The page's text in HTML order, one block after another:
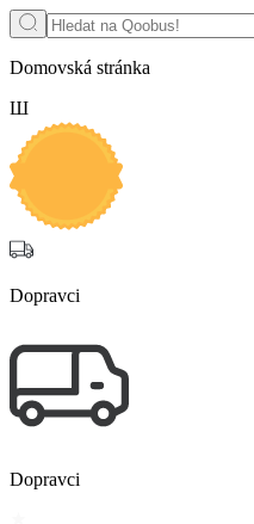
Domovská stránka
Ш
Dopravci
Dopravci